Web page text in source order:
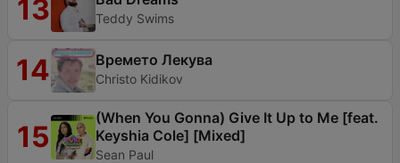
13 Teddy Swims
14 Времето Лекува
Christo Kidikov
15
(When You Gonna) Give It Up to Me [feat.
Keyshia Cole] [Mixed]
Sean Paul